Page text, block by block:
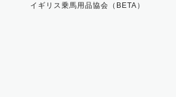
イギリス乗馬用品協会（BETA）